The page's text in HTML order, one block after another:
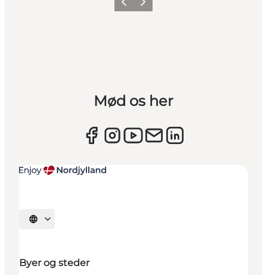
ForrigeNæste
Mød os her
Vælg sprog
Byer og steder